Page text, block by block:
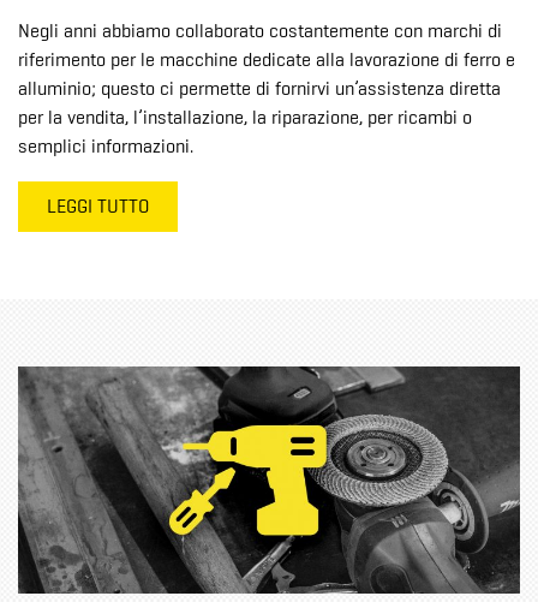
Negli anni abbiamo collaborato costantemente con marchi di
riferimento per le macchine dedicate alla lavorazione di ferro e
alluminio; questo ci permette di fornirvi un’assistenza diretta
per la vendita, l’installazione, la riparazione, per ricambi o
semplici informazioni.
LEGGI TUTTO